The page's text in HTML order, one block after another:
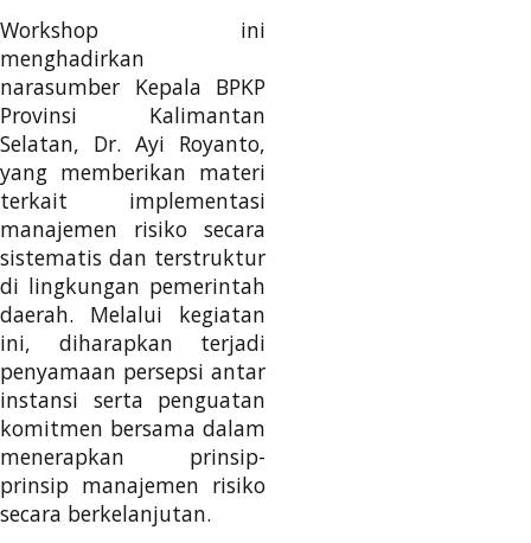
Workshop ini
menghadirkan
narasumber Kepala BPKP
Provinsi Kalimantan
Selatan, Dr. Ayi Royanto,
yang memberikan materi
terkait implementasi
manajemen risiko secara
sistematis dan terstruktur
di lingkungan pemerintah
daerah. Melalui kegiatan
ini, diharapkan terjadi
penyamaan persepsi antar
instansi serta penguatan
komitmen bersama dalam
menerapkan prinsip-
prinsip manajemen risiko
secara berkelanjutan.